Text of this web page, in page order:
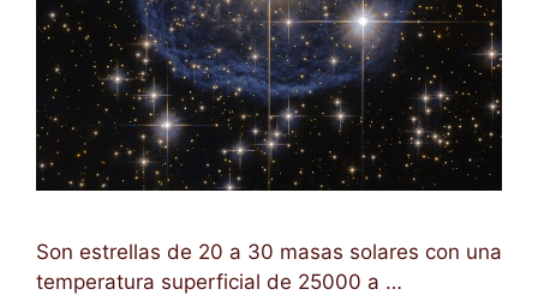
Son estrellas de 20 a 30 masas solares con una
temperatura superficial de 25000 a …